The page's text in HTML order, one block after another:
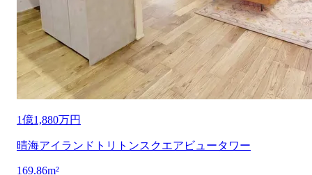
1億1,880万円
晴海アイランドトリトンスクエアビュータワー
169.86m²